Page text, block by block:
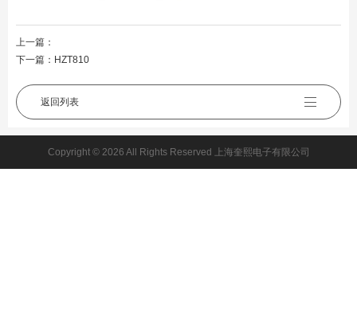
上一篇：
下一篇： HZT810
返回列表
Copyright © 2026 All Rights Reserved 上海奎熙电子有限公司